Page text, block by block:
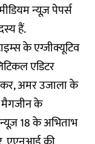
न्यूज़ पेपर्स
हैं.
के एग्जीक्यूटिव
एडिटर
अमर उजाला के
मैगजीन के
18 के अभिताभ